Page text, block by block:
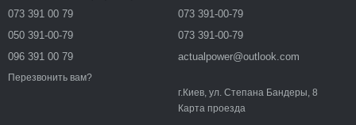
073 391 00 79
050 391-00-79
096 391 00 79
Перезвонить вам?
073 391-00-79
073 391-00-79
actualpower@outlook.com
г.Киев, ул. Степана Бандеры, 8
Карта проезда